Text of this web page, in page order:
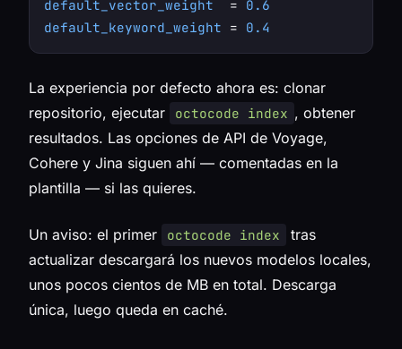
default_vector_weight
  =
0.6
default_keyword_weight = 0.4
La experiencia por defecto ahora es: clonar
repositorio, ejecutar
octocode index , obtener
resultados. Las opciones de API de Voyage,
Cohere y Jina siguen ahí — comentadas en la
plantilla — si las quieres.
Un aviso: el primer octocode index
tras
actualizar descargará los nuevos modelos locales,
unos pocos cientos de MB en total. Descarga
única, luego queda en caché.